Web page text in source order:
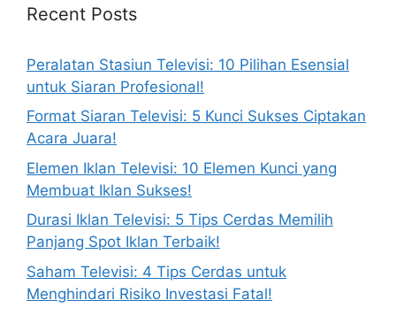
Recent Posts
Peralatan Stasiun Televisi: 10 Pilihan Esensial
untuk Siaran Profesional!
Format Siaran Televisi: 5 Kunci Sukses Ciptakan
Acara Juara!
Elemen Iklan Televisi: 10 Elemen Kunci yang
Membuat Iklan Sukses!
Durasi Iklan Televisi: 5 Tips Cerdas Memilih
Panjang Spot Iklan Terbaik!
Saham Televisi: 4 Tips Cerdas untuk
Menghindari Risiko Investasi Fatal!